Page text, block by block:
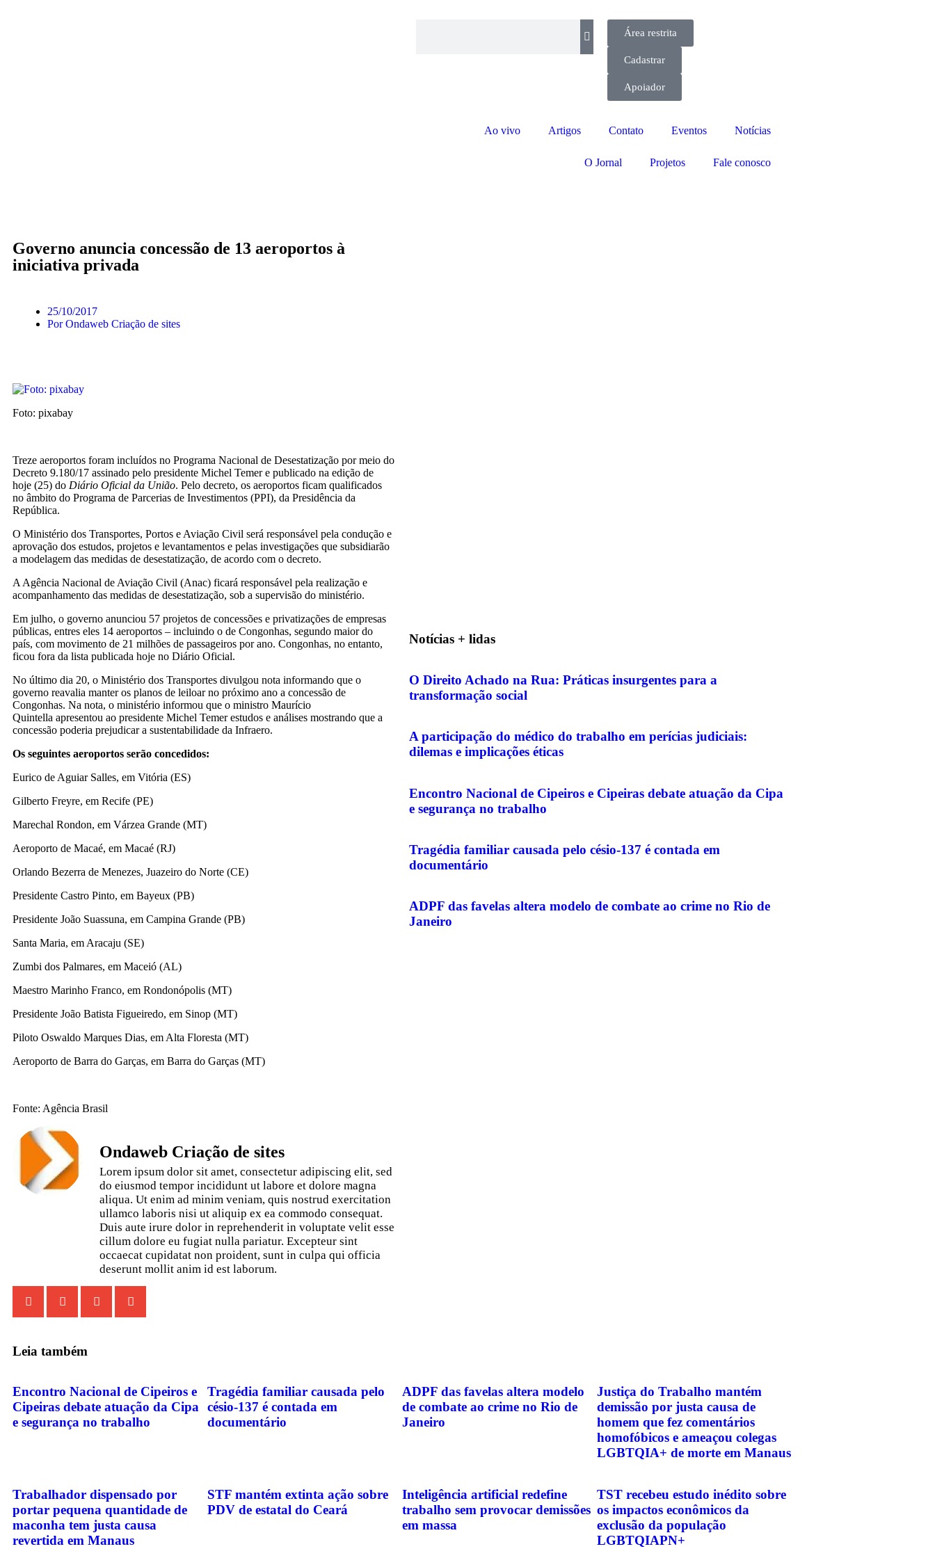
Área restrita
Cadastrar
Apoiador
Ao vivo Artigos Contato Eventos Notícias
O Jornal Projetos Fale conosco
Governo anuncia concessão de 13 aeroportos à
iniciativa privada
25/10/2017
PorOndaweb Criação de sites
Foto: pixabay
Treze aeroportos foram incluídos no Programa Nacional de Desestatização por meio do
Decreto 9.180/17 assinado pelo presidente Michel Temer e publicado na edição de
hoje (25) do Diário Oficial da União. Pelo decreto, os aeroportos ficam qualificados
no âmbito do Programa de Parcerias de Investimentos (PPI), da Presidência da
República.
O Ministério dos Transportes, Portos e Aviação Civil será responsável pela condução e
aprovação dos estudos, projetos e levantamentos e pelas investigações que subsidiarão
a modelagem das medidas de desestatização, de acordo com o decreto.
A Agência Nacional de Aviação Civil (Anac) ficará responsável pela realização e
acompanhamento das medidas de desestatização, sob a supervisão do ministério.
Em julho, o governo anunciou 57 projetos de concessões e privatizações de empresas
públicas, entres eles 14 aeroportos – incluindo o de Congonhas, segundo maior do
país, com movimento de 21 milhões de passageiros por ano. Congonhas, no entanto,
ficou fora da lista publicada hoje no Diário Oficial.
No último dia 20, o Ministério dos Transportes divulgou nota informando que o
governo reavalia manter os planos de leiloar no próximo ano a concessão de
Congonhas. Na nota, o ministério informou que o ministro Maurício
Quintella apresentou ao presidente Michel Temer estudos e análises mostrando que a
concessão poderia prejudicar a sustentabilidade da Infraero.
Os seguintes aeroportos serão concedidos:
Eurico de Aguiar Salles, em Vitória (ES)
Gilberto Freyre, em Recife (PE)
Marechal Rondon, em Várzea Grande (MT)
Aeroporto de Macaé, em Macaé (RJ)
Orlando Bezerra de Menezes, Juazeiro do Norte (CE)
Presidente Castro Pinto, em Bayeux (PB)
Presidente João Suassuna, em Campina Grande (PB)
Santa Maria, em Aracaju (SE)
Zumbi dos Palmares, em Maceió (AL)
Maestro Marinho Franco, em Rondonópolis (MT)
Presidente João Batista Figueiredo, em Sinop (MT)
Piloto Oswaldo Marques Dias, em Alta Floresta (MT)
Aeroporto de Barra do Garças, em Barra do Garças (MT)
Fonte: Agência Brasil
Ondaweb Criação de sites
Lorem ipsum dolor sit amet, consectetur adipiscing elit, sed
do eiusmod tempor incididunt ut labore et dolore magna
aliqua. Ut enim ad minim veniam, quis nostrud exercitation
ullamco laboris nisi ut aliquip ex ea commodo consequat.
Duis aute irure dolor in reprehenderit in voluptate velit esse
cillum dolore eu fugiat nulla pariatur. Excepteur sint
occaecat cupidatat non proident, sunt in culpa qui officia
deserunt mollit anim id est laborum.
Notícias + lidas
O Direito Achado na Rua: Práticas insurgentes para a
transformação social
A participação do médico do trabalho em perícias judiciais:
dilemas e implicações éticas
Encontro Nacional de Cipeiros e Cipeiras debate atuação da Cipa
e segurança no trabalho
Tragédia familiar causada pelo césio-137 é contada em
documentário
ADPF das favelas altera modelo de combate ao crime no Rio de
Janeiro
Leia também
Encontro Nacional de Cipeiros e
Cipeiras debate atuação da Cipa
e segurança no trabalho
Tragédia familiar causada pelo
césio-137 é contada em
documentário
ADPF das favelas altera modelo
de combate ao crime no Rio de
Janeiro
Justiça do Trabalho mantém
demissão por justa causa de
homem que fez comentários
homofóbicos e ameaçou colegas
LGBTQIA+ de morte em Manaus
Trabalhador dispensado por
portar pequena quantidade de
maconha tem justa causa
revertida em Manaus
STF mantém extinta ação sobre
PDV de estatal do Ceará
Inteligência artificial redefine
trabalho sem provocar demissões
em massa
TST recebeu estudo inédito sobre
os impactos econômicos da
exclusão da população
LGBTQIAPN+